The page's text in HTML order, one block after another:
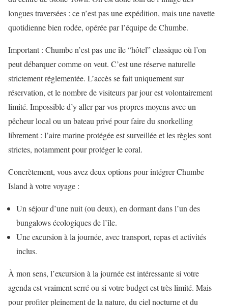
longues traversées : ce n’est pas une expédition, mais une navette
quotidienne bien rodée, opérée par l’équipe de Chumbe.
Important : Chumbe n’est pas une île “hôtel” classique où l’on
peut débarquer comme on veut. C’est une réserve naturelle
strictement réglementée. L’accès se fait uniquement sur
réservation, et le nombre de visiteurs par jour est volontairement
limité. Impossible d’y aller par vos propres moyens avec un
pêcheur local ou un bateau privé pour faire du snorkelling
librement : l’aire marine protégée est surveillée et les règles sont
strictes, notamment pour protéger le coral.
Concrètement, vous avez deux options pour intégrer Chumbe
Island à votre voyage :
Un séjour d’une nuit (ou deux), en dormant dans l’un des
bungalows écologiques de l’île.
Une excursion à la journée, avec transport, repas et activités
inclus.
À mon sens, l’excursion à la journée est intéressante si votre
agenda est vraiment serré ou si votre budget est très limité. Mais
pour profiter pleinement de la nature, du ciel nocturne et du